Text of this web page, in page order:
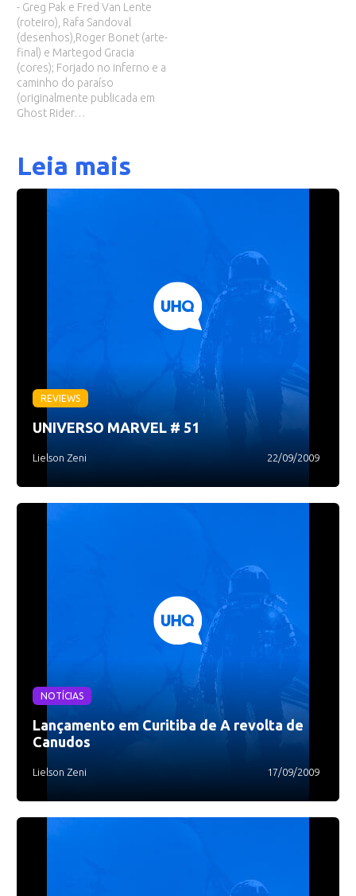
- Greg Pak e Fred Van Lente
(roteiro), Rafa Sandoval
(desenhos),Roger Bonet (arte-
final) e Martegod Gracia
(cores); Forjado no inferno e a
caminho do paraíso
(originalmente publicada em
Ghost Rider…
Leia mais
REVIEWS
UNIVERSO MARVEL # 51
Lielson Zeni 22/09/2009
NOTÍCIAS
Lançamento em Curitiba de A revolta de
Canudos
Lielson Zeni 17/09/2009